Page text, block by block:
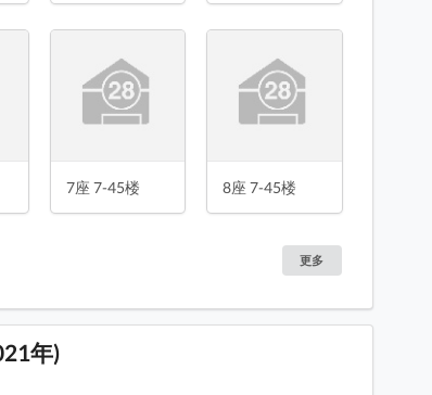
7座 7-45楼 8座 7-45楼
更多
年)